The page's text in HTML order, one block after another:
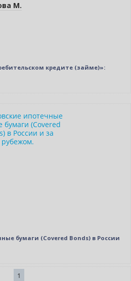
М.
кредите (займе)»:
бумаги (Сovered Bonds) в России
1